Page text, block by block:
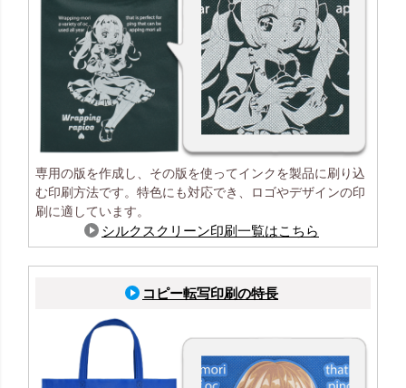
専用の版を作成し、その版を使ってインクを製品に刷り込
む印刷方法です。特色にも対応でき、ロゴやデザインの印
刷に適しています。
シルクスクリーン印刷一覧はこちら
コピー転写印刷の特長